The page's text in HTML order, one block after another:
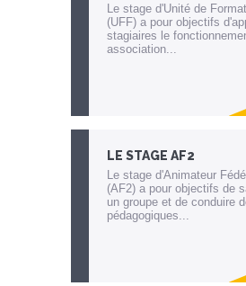
Le stage d'Unité de
(UFF) a pour objectifs
stagiaires le
association...
LE STAGE AF2
Le stage d'Animateur
(AF2) a pour objectifs de
un groupe et de conduire
pédagogiques...